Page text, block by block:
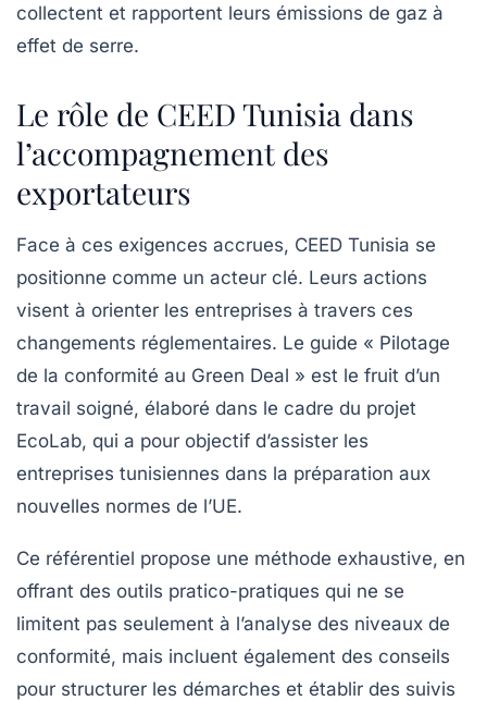
collectent et rapportent leurs émissions de gaz à
effet de serre.
Le rôle de CEED Tunisia dans
l’accompagnement des
exportateurs
Face à ces exigences accrues, CEED Tunisia se
positionne comme un acteur clé. Leurs actions
visent à orienter les entreprises à travers ces
changements réglementaires. Le guide « Pilotage
de la conformité au Green Deal » est le fruit d’un
travail soigné, élaboré dans le cadre du projet
EcoLab, qui a pour objectif d’assister les
entreprises tunisiennes dans la préparation aux
nouvelles normes de l’UE.
Ce référentiel propose une méthode exhaustive, en
offrant des outils pratico-pratiques qui ne se
limitent pas seulement à l’analyse des niveaux de
conformité, mais incluent également des conseils
pour structurer les démarches et établir des suivis